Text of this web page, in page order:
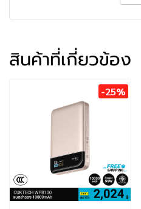
สินค้าที่เกี่ยวข้อง
-25%